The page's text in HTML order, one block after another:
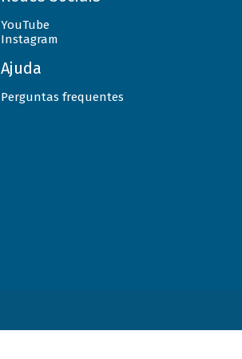
YouTube
Instagram
Ajuda
Perguntas frequentes